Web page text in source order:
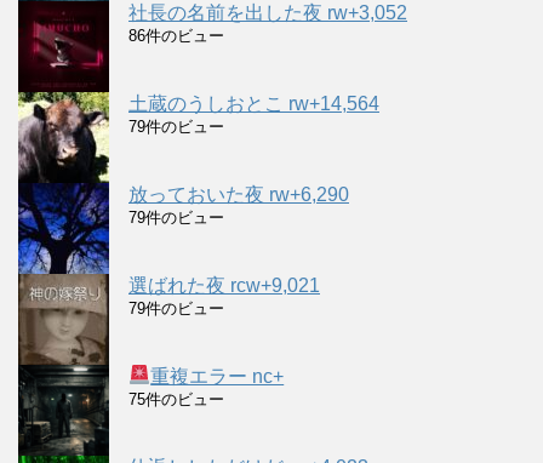
社長の名前を出した夜 rw+3,052
86件のビュー
土蔵のうしおとこ rw+14,564
79件のビュー
放っておいた夜 rw+6,290
79件のビュー
選ばれた夜 rcw+9,021
79件のビュー
重複エラー nc+
75件のビュー